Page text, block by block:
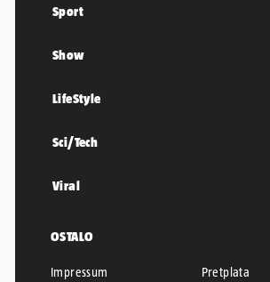
Sport
Show
LifeStyle
Sci/Tech
Viral
OSTALO
Impressum Pretplata